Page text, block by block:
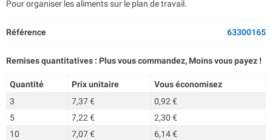
Pour organiser les aliments sur le plan de travail.
Référence 63300165
Remises quantitatives : Plus vous commandez, Moins vous payez !
Quantité Prix unitaire
Vous économisez
3
7,37 €
0,92 €
5
7,22 €
2,30 €
10
7,07 €
6,14 €